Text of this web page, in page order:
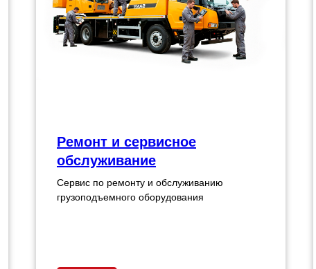
Ремонт и сервисное
обслуживание
Сервис по ремонту и обслуживанию
грузоподъемного оборудования